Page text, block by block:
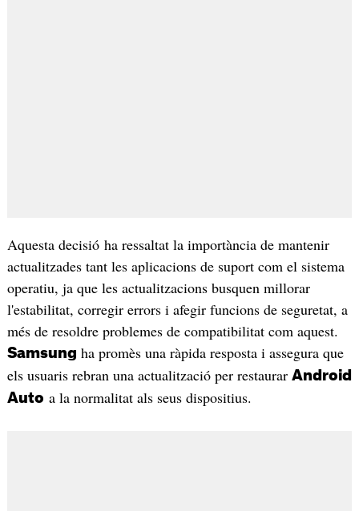
Aquesta decisió ha ressaltat la importància de mantenir
actualitzades tant les aplicacions de suport com el sistema
operatiu, ja que les actualitzacions busquen millorar
l'estabilitat, corregir errors i afegir funcions de seguretat, a
més de resoldre problemes de compatibilitat com aquest.
Samsung ha promès una ràpida resposta i assegura que
els usuaris rebran una actualització per restaurar Android
Auto a la normalitat als seus dispositius.